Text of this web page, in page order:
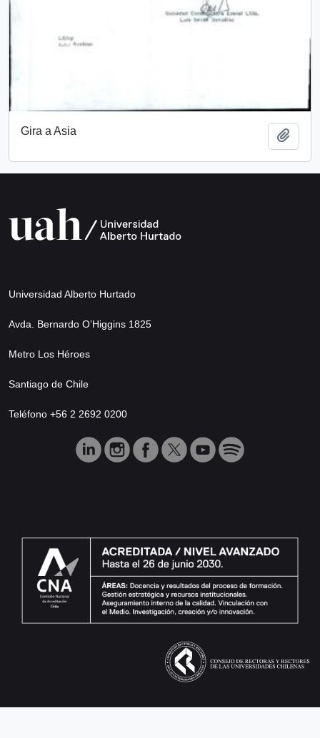
Gira a Asia
Universidad Alberto Hurtado
Avda. Bernardo O’Higgins 1825
Metro Los Héroes
Santiago de Chile
Teléfono +56 2 2692 0200